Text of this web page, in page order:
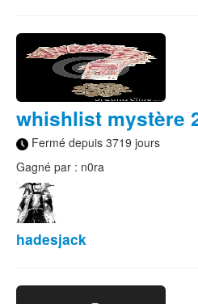
whishlist mystère
Fermé depuis 3719 jours
Gagné par : n0ra
hadesjack